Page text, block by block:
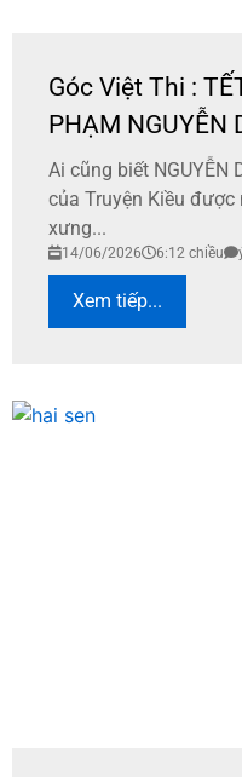
Góc Việt Thi :
PHẠM NGUYỄN
Ai cũng biết NGUYỄN
của Truyện Kiều
xưng...
14/06/2026 6:12 chiều
Xem tiếp...